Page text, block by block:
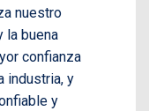
nuestro
la buena
confianza
industria, y
y